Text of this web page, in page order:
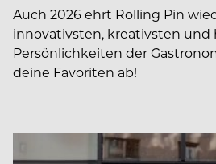
Auch 2026 ehrt Rolling Pin
innovativsten, kreativsten und
Persönlichkeiten der
deine Favoriten ab!